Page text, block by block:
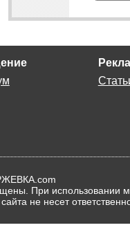
При использовании
не несет